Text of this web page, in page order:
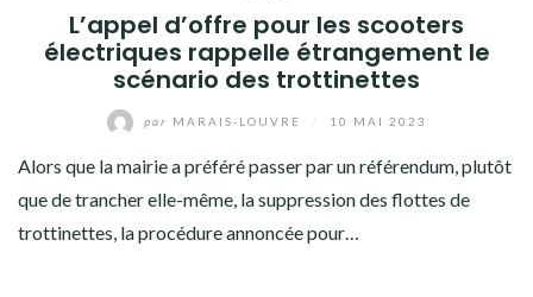
L’appel d’offre pour les scooters
électriques rappelle étrangement le
scénario des trottinettes
par MARAIS-LOUVRE 10 MAI 2023
Alors que la mairie a préféré passer par un référendum, plutôt
que de trancher elle-même, la suppression des flottes de
trottinettes, la procédure annoncée pour…